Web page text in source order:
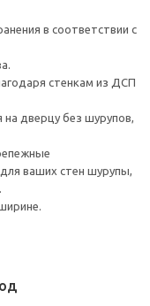
в соответствии с
стенкам из ДСП
дверцу без шурупов,
ваших стен шурупы,